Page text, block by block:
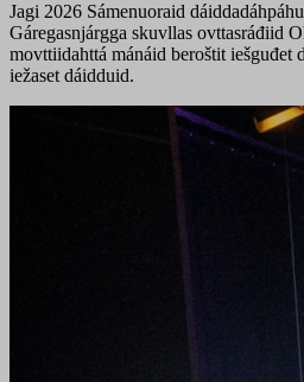
Jagi 2026 Sámenuoraid
Gáregasnjárgga skuvllas ovttasráđiid
movttiidahttá mánáid beroštit iešguđet
iežaset dáidduid.